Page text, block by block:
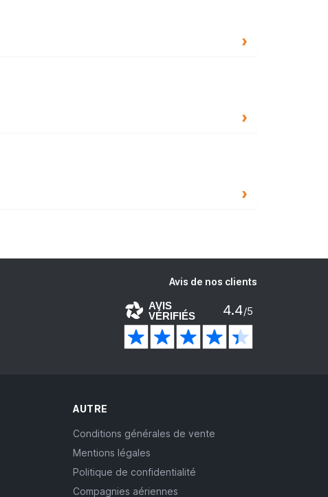
Avis de nos clients
AVIS
VÉRIFIÉS 4.4/5
AUTRE
Conditions générales de vente
Mentions légales
Politique de confidentialité
Compagnies aériennes